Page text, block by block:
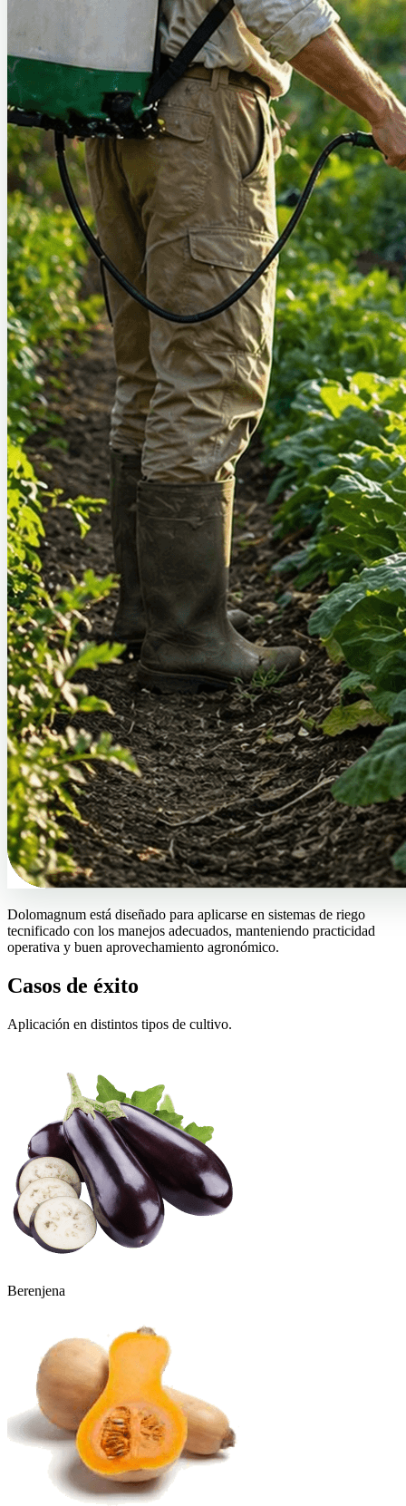
Dolomagnum está diseñado para aplicarse en sistemas de riego
tecnificado con los manejos adecuados, manteniendo practicidad
operativa y buen aprovechamiento agronómico.
Casos de éxito
Aplicación en distintos tipos de cultivo.
Berenjena